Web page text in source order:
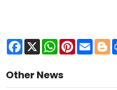
Facebook
X WhatsApp
Pinterest
Email
Other News